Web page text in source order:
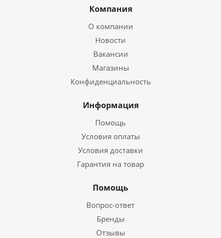
Компания
О компании
Новости
Вакансии
Магазины
Конфиденциальность
Информация
Помощь
Условия оплаты
Условия доставки
Гарантия на товар
Помощь
Вопрос-ответ
Бренды
Отзывы